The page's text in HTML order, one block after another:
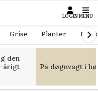
LOGIN MENU
Grise Planter
den
årigt
På døgnvagt i